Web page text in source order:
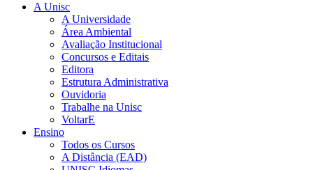
A Unisc
A Universidade
Área Ambiental
Avaliação Institucional
Concursos e Editais
Editora
Estrutura Administrativa
Ouvidoria
Trabalhe na Unisc
VoltarE
Ensino
Todos os Cursos
A Distância (EAD)